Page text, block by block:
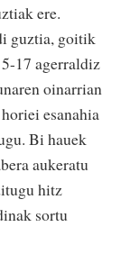
ere.
guztia, goitik
17 agerraldiz
oinarrian
esanahia
Bi hauek
aukeratu
hitz
sortu